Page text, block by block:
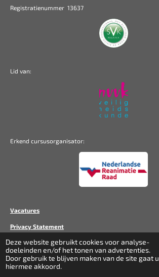
Deze website gebruikt cookies voor analyse-
doeleinden en/of het tonen van advertenties.
Door gebruik te blijven maken van de site gaat u
hiermee akkoord.
Registratienummer 13637
Lid van:
Erkend cursusorganisator:
Vacatures
Privacy Statement
Disclaimer